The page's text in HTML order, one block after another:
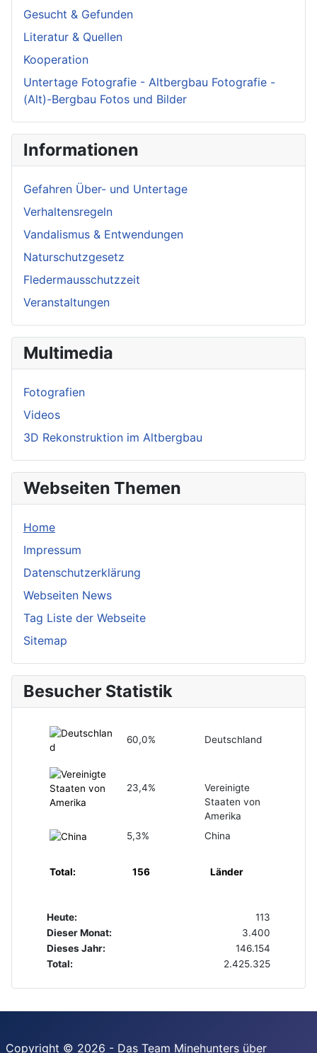
Gesucht & Gefunden
Literatur & Quellen
Kooperation
Untertage Fotografie - Altbergbau Fotografie -
(Alt)-Bergbau Fotos und Bilder
Informationen
Gefahren Über- und Untertage
Verhaltensregeln
Vandalismus & Entwendungen
Naturschutzgesetz
Fledermausschutzzeit
Veranstaltungen
Multimedia
Fotografien
Videos
3D Rekonstruktion im Altbergbau
Webseiten Themen
Home
Impressum
Datenschutzerklärung
Webseiten News
Tag Liste der Webseite
Sitemap
Besucher Statistik
60,0% Deutschland
23,4%
Vereinigte
Staaten von
Amerika
5,3%
China
Total: 156 Länder
Heute:
113
Dieser Monat:
3.400
Dieses Jahr:
146.154
Total:
2.425.325
Copyright © 2026 - Das Team Minehunters über